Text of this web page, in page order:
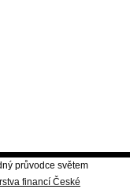
průvodce světem
financí České